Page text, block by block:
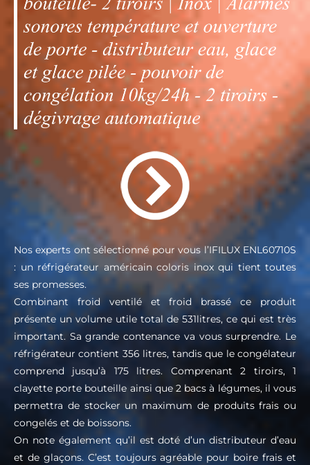
Nos experts ont sélectionné pour vous l’IFILUX ENL60710S
: un réfrigérateur américain coloris inox qui tient toutes
ses promesses.
Combinant froid ventilé et froid brassé ce produit
présente un volume utile total de 531litres, ce qui est très
important. Sa grande contenance va vous surprendre. Le
réfrigérateur contient 356 litres, tandis que le congélateur
comprend jusqu’à 175 litres. Comprenant 2 tiroirs, 1
clayette porte bouteille ainsi que 2 bacs à légumes, il vous
permettra de stocker un maximum de produits frais ou
congelés et de boissons.
On note également qu’il est doté d’un distributeur d’eau
et de glaçons. C’est toujours agréable pour boire frais et